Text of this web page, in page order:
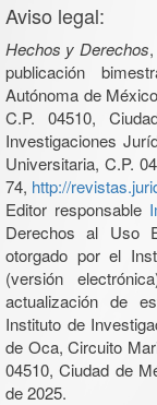
Aviso legal:
Hechos y Derechos
publicación
Autónoma de
C.P. 04510,
Investigaciones
Universitaria, C.P.
74, http://
Editor responsable
Derechos al Uso
otorgado por el
(versión
actualización de
Instituto de
de Oca, Circuito
04510, Ciudad de
de 2025.